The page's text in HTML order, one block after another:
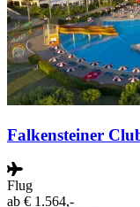
Falkensteiner
Flug
ab € 1.564,-